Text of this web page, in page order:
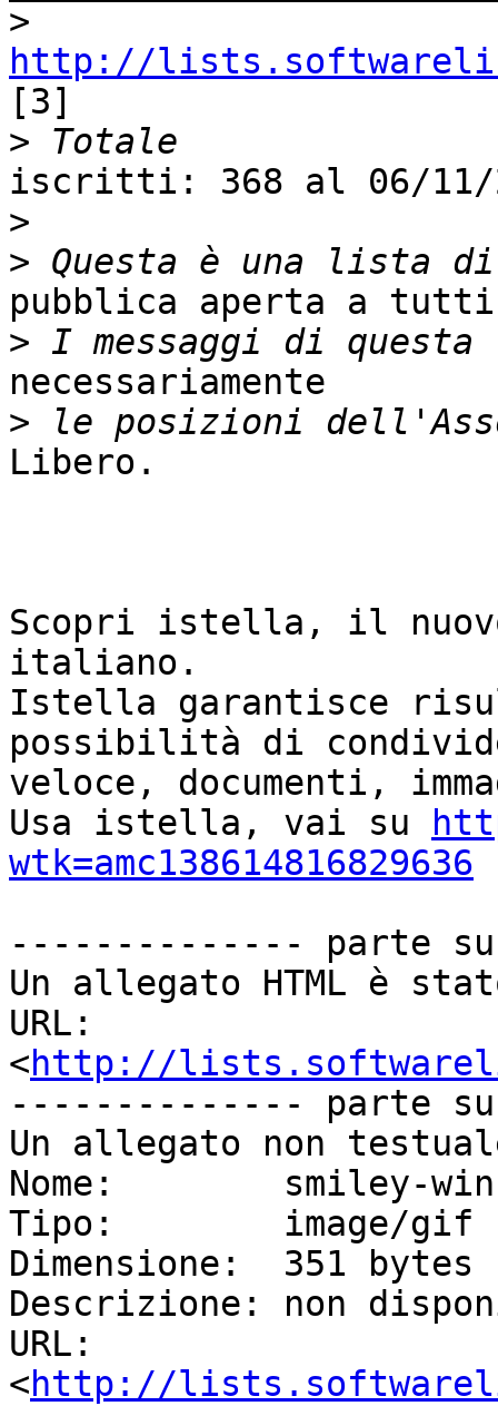
>
http://
[3]
>
iscritti: 368 al 06/11/
>
>
pubblica aperta a
>
necessariamente
>
Libero.
Scopri istella, il
italiano.
Istella garantisce
possibilità di
veloce, documenti,
Usa istella, vai su
wtk=amc138614816829636
-------------- parte
Un allegato HTML è
URL:
<http://
-------------- parte
Un allegato non
Nome:        smiley-
Tipo:        image/gif
Dimensione:  351 bytes
Descrizione: non
URL:
<http://